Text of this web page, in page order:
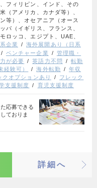
フィリピン、インド、その
（アメリカ、カナダ等）、
等）、オセアニア（オース
パ（イギリス、フランス、
ロッコ、エジプト、UAE、
企業
海外展開あり（日系
ベンチャー企業
管理職・
が必要 英語力不問
転勤
経験可） 海外転勤
年収
クオプションあり
フレック
支援制度 育児支援制度
応募できる
ておりま
詳細へ